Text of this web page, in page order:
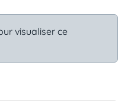
visualiser ce